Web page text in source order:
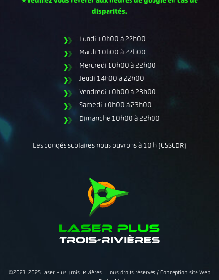
disparités.
Lundi 10h00 à 22h00
Mardi 10h00 à 22h00
Mercredi 10h00 à 22h00
Jeudi 14h00 à 22h00
Vendredi 10h00 à 23h00
Samedi 10h00 à 23h00
Dimanche 10h00 à 22h00
Les congés scolaires nous ouvrons à 10 h (CSSCDR)
©2023-2025 Laser Plus Trois-Rivières - Tous droits réservés / Conception site Web